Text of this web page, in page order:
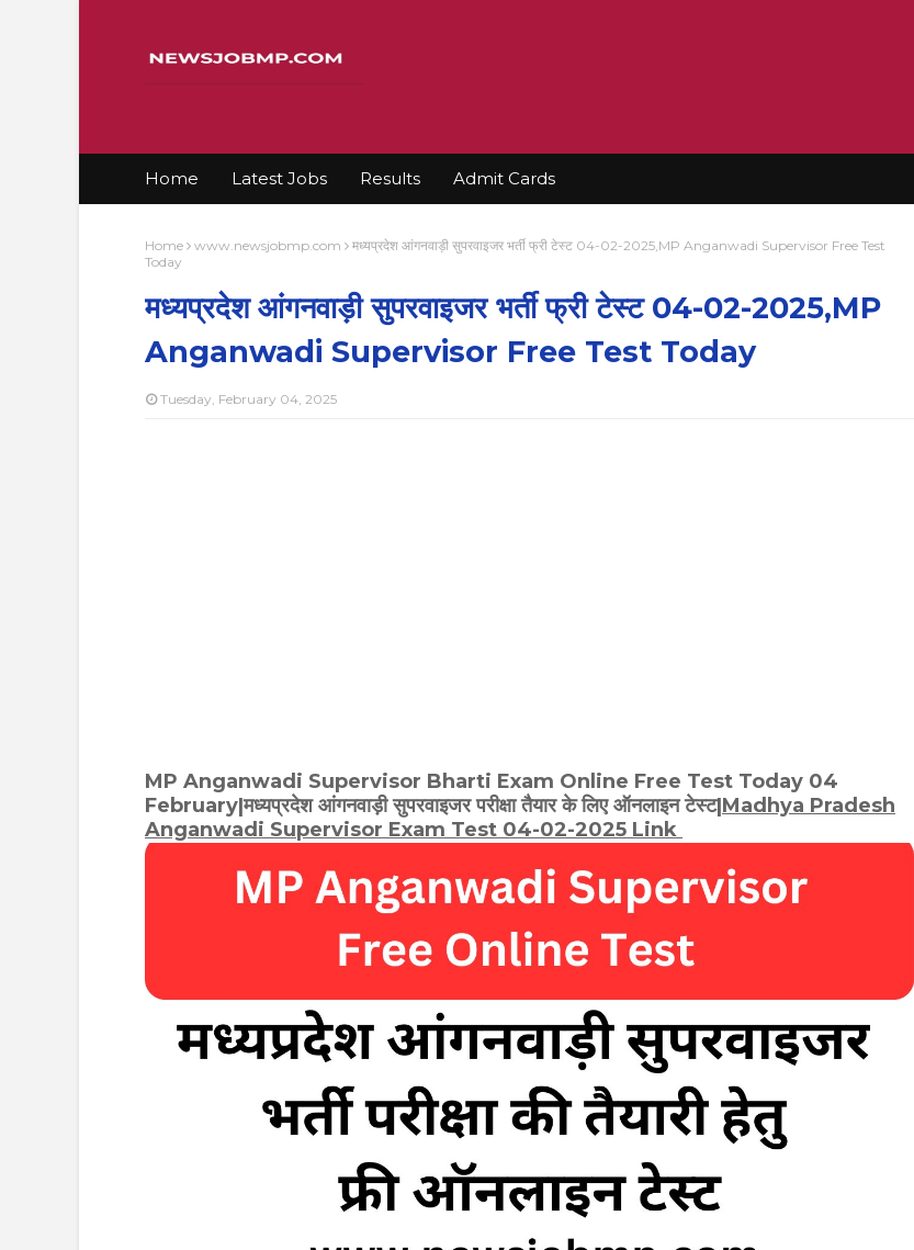
Home Latest Jobs Results Admit Cards
Home www.newsjobmp.com
मध्यप्रदेश आंगनवाड़ी सुपरवाइजर भर्ती फ्री टेस्ट 04-02-2025,MP Anganwadi Supervisor Free Test
Today
मध्यप्रदेश आंगनवाड़ी सुपरवाइजर भर्ती फ्री टेस्ट 04-02-2025,MP
Anganwadi Supervisor Free Test Today
Tuesday, February 04, 2025
MP Anganwadi Supervisor Bharti Exam Online Free Test Today 04
February|मध्यप्रदेश आंगनवाड़ी सुपरवाइजर परीक्षा तैयार के लिए ऑनलाइन टेस्ट|Madhya Pradesh
Anganwadi Supervisor Exam Test 04-02-2025 Link